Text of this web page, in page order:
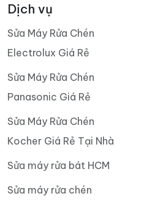
Dịch vụ
Sửa Máy Rửa Chén
Electrolux Giá Rẻ
Sửa Máy Rửa Chén
Panasonic Giá Rẻ
Sửa Máy Rửa Chén
Kocher Giá Rẻ Tại Nhà
Sửa máy rửa bát HCM
Sửa máy rửa chén